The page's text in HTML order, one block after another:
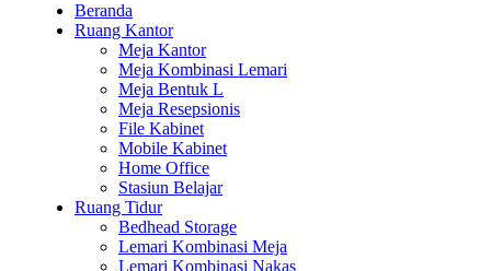
Beranda
Ruang Kantor
Meja Kantor
Meja Kombinasi Lemari
Meja Bentuk L
Meja Resepsionis
File Kabinet
Mobile Kabinet
Home Office
Stasiun Belajar
Ruang Tidur
Bedhead Storage
Lemari Kombinasi Meja
Lemari Kombinasi Nakas